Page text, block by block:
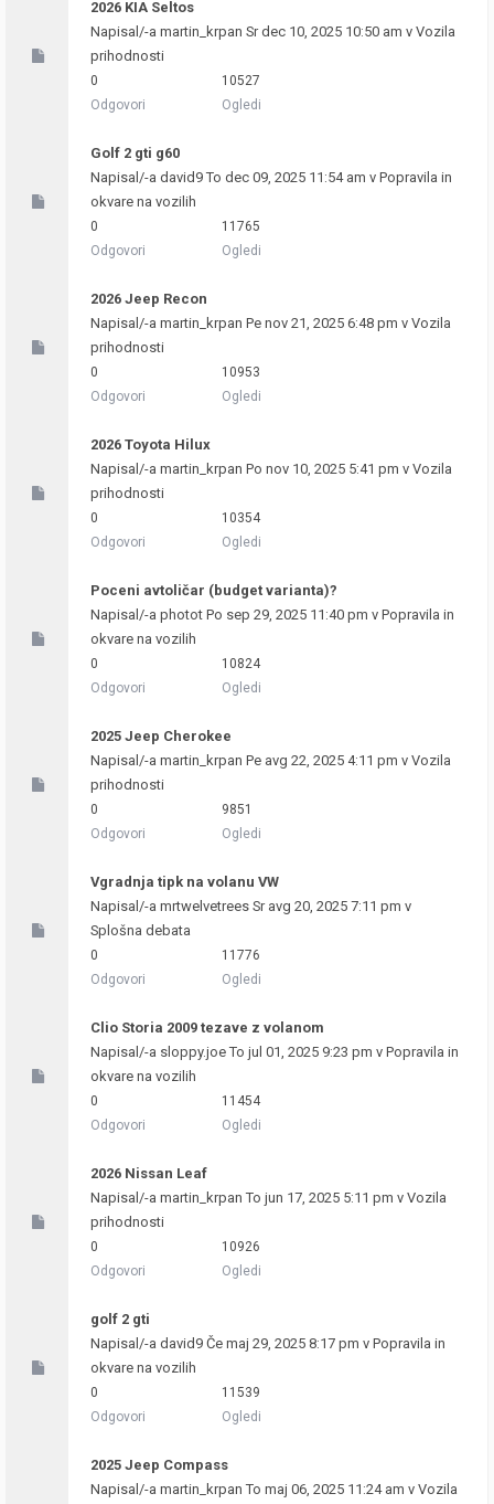
2026 KIA Seltos
Napisal/-a martin_krpan Sr dec 10, 2025 10:50 am v Vozila
prihodnosti
0
Odgovori
10527
Ogledi
Golf 2 gti g60
Napisal/-a david9To dec 09, 2025 11:54 am v Popravila in
okvare na vozilih
0
Odgovori
11765
Ogledi
2026 Jeep Recon
Napisal/-a martin_krpan Pe nov 21, 2025 6:48 pm v Vozila
prihodnosti
0
Odgovori
10953
Ogledi
2026 Toyota Hilux
Napisal/-a martin_krpan Po nov 10, 2025 5:41 pm v Vozila
prihodnosti
0
Odgovori
10354
Ogledi
Poceni avtoličar (budget varianta)?
Napisal/-a photot Po sep 29, 2025 11:40 pm v Popravila in
okvare na vozilih
0
Odgovori
10824
Ogledi
2025 Jeep Cherokee
Napisal/-a martin_krpan Pe avg 22, 2025 4:11 pm v Vozila
prihodnosti
0
Odgovori
9851
Ogledi
Vgradnja tipk na volanu VW
Napisal/-a mrtwelvetrees Sr avg 20, 2025 7:11 pm v
Splošna debata
0
Odgovori
11776
Ogledi
Clio Storia 2009 tezave z volanom
Napisal/-a sloppy.joeTo jul 01, 2025 9:23 pm v Popravila in
okvare na vozilih
0
Odgovori
11454
Ogledi
2026 Nissan Leaf
Napisal/-a martin_krpan To jun 17, 2025 5:11 pm v Vozila
prihodnosti
0
Odgovori
10926
Ogledi
golf 2 gti
Napisal/-a david9 Če maj 29, 2025 8:17 pm v Popravila in
okvare na vozilih
0
Odgovori
11539
Ogledi
2025 Jeep Compass
Napisal/-a martin_krpan To maj 06, 2025 11:24 am v Vozila